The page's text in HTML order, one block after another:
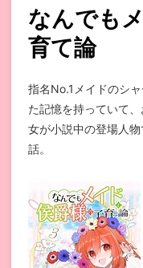
なんでも
育て論
指名No.1メイドのシ
た記憶を持っていて
女が小説中の登場人
話。